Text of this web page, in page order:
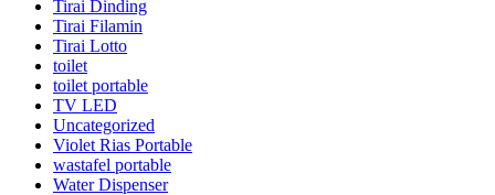
Tirai Dinding
Tirai Filamin
Tirai Lotto
toilet
toilet portable
TV LED
Uncategorized
Violet Rias Portable
wastafel portable
Water Dispenser